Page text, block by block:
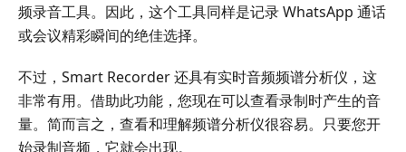
频录音工具。因此，这个工具同样是记录 WhatsApp 通话
或会议精彩瞬间的绝佳选择。
不过，Smart Recorder 还具有实时音频频谱分析仪，这
非常有用。借助此功能，您现在可以查看录制时产生的音
量。简而言之，查看和理解频谱分析仪很容易。只要您开
始录制音频，它就会出现。